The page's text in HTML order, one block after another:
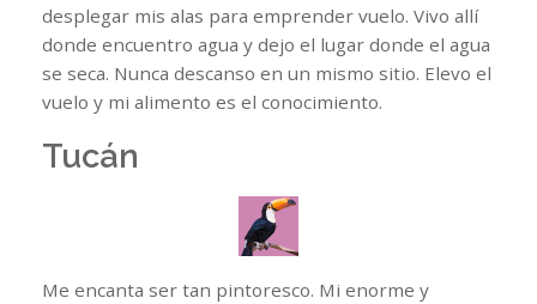
desplegar mis alas para emprender vuelo. Vivo allí
donde encuentro agua y dejo el lugar donde el agua
se seca. Nunca descanso en un mismo sitio. Elevo el
vuelo y mi alimento es el conocimiento.
Tucán
Me encanta ser tan pintoresco. Mi enorme y